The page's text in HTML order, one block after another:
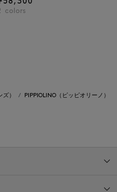
colors
） PIPPIOLINO（ピッピオリーノ）